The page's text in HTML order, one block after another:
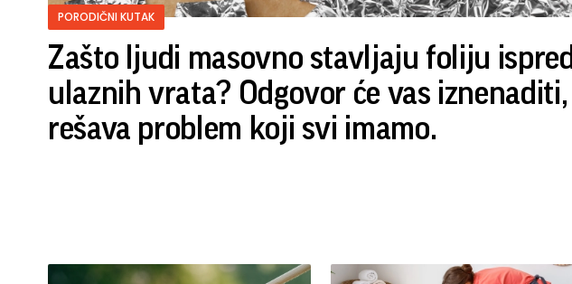
PORODIČNI KUTAK
Zašto ljudi masovno stavljaju foliju ispred
ulaznih vrata? Odgovor će vas iznenaditi,
rešava problem koji svi imamo.